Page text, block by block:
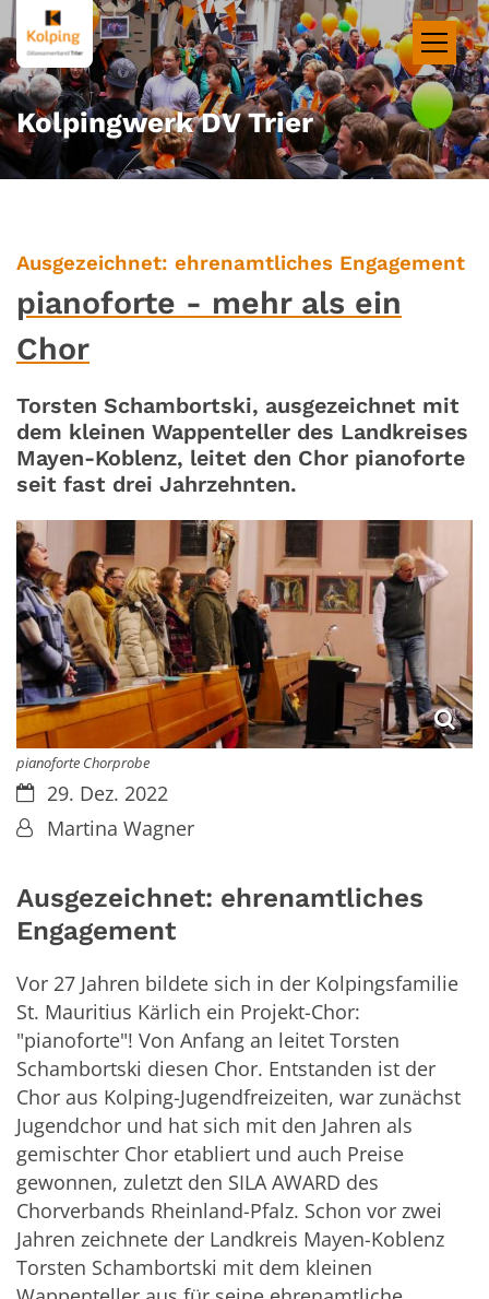
Zum Inhalt springen
Kolpingwerk DV Trier
Ausgezeichnet: ehrenamtliches Engagement:
pianoforte - mehr als ein
Chor
Torsten Schambortski, ausgezeichnet mit
dem kleinen Wappenteller des Landkreises
Mayen-Koblenz, leitet den Chor pianoforte
seit fast drei Jahrzehnten.
pianoforte Chorprobe
Datum:29. Dez. 2022
Von:Martina Wagner
Ausgezeichnet: ehrenamtliches
Engagement
Vor 27 Jahren bildete sich in der Kolpingsfamilie
St. Mauritius Kärlich ein Projekt-Chor:
"pianoforte"! Von Anfang an leitet Torsten
Schambortski diesen Chor. Entstanden ist der
Chor aus Kolping-Jugendfreizeiten, war zunächst
Jugendchor und hat sich mit den Jahren als
gemischter Chor etabliert und auch Preise
gewonnen, zuletzt den SILA AWARD des
Chorverbands Rheinland-Pfalz. Schon vor zwei
Jahren zeichnete der Landkreis Mayen-Koblenz
Torsten Schambortski mit dem kleinen